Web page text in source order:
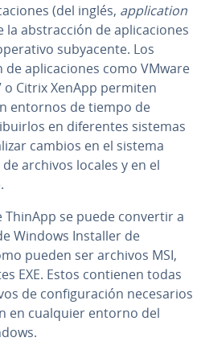
(del inglés, ap­pli­ca­tion
la ab­s­tra­c­ción de apli­ca­cio­nes
su­b­ya­ce­n­te. Los
apli­ca­cio­nes como VMware
Citrix XenApp permiten
entornos de tiempo de
en di­fe­re­n­tes sistemas
cambios en el sistema
archivos locales y en el
se puede convertir a
Windows Installer de
pueden ser archivos MSI,
EXE. Estos contienen todas
de co­n­fi­gu­ra­ción ne­ce­sa­rios
en cualquier entorno del